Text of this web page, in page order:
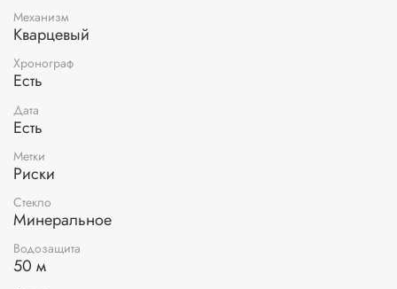
Механизм
Кварцевый
Хронограф
Есть
Дата
Есть
Метки
Риски
Стекло
Минеральное
Водозащита
50 м